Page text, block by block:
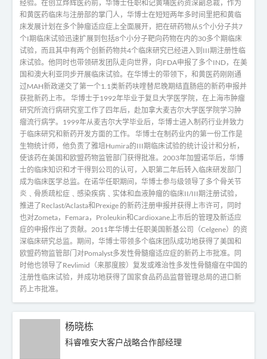
经验。在创立烨辉医药前，华博士任职和记黄埔医药资深副总裁，作为
和黄医药临床与注册部的掌门人，华博士在短短两年多时间里把和黄临
床发展计划在多个肿瘤适应症上全面展开，把在研药物从5个小分子共7
个I期临床试验迅速扩展到包括8个小分子靶向药物在内的30多个期临床
试验，而且其中有两个创新药物共4个临床研究已经进入到III期注册性临
床试验。他同时也带领研发团队走向世界，向FDA申报了多个IND，在美
国和澳大利亚同步开展临床试验。在华博士的带领下，和黄医药刚刚通
过MAH新政递交了第一个1.1类新药呋喹替尼晚期结直肠癌的新药申报并
获批新药上市。 华博士于1992年毕业于复旦大学医学院，在上海市肿瘤
研究所流行病研究室工作了四年后，赴加拿大麦吉尔大学医学院学习肿
瘤流行病学。1999年从麦吉尔大学毕业后，华博士进入制药行业并致力
于临床研究和新药开发方面的工作。 华博士在制药业内的第一份工作是
生物统计师，他负责了雅培Humira的III期临床试验的统计设计和分析，
使该药在美国和欧盟药物监管部门获得批准。2003年加盟诺华后，华博
士的临床知识和才干得到公司的认可，入职第二年后转入临床研发部门
成为临床医学总监。在诺华任职期间，华博士参与级领导了多个骨关节
炎﹑骨质疏松症﹑感染疾病﹑实体和血液肿瘤的临床II/III期注册试验，
推进了Reclast/Aclasta和Prexige 的新药注册申报并获得上市许可，同时
也对Zometa，Femara，Proleukin和Cardioxane上市后的管理及新适应
症的申报作出了贡献。2011年华博士任职美国新基公司（Celgene）的资
深临床研究总监。期间，华博士带领多个临床团队成功地获得了美国和
欧盟药物监管部门对Pomalyst多发性骨髓瘤适应症的新药上市批准。同
时他也领导了Revlimid（来那度胺）复发或难治性多发性骨髓瘤在中国的
注册性临床试验，并成功地获得了国家食品药品监督管理总局的进口新
药上市批准。
杨晓栋
科睿唯安大客户战略合作部经理